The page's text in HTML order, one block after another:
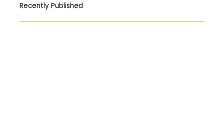
Recently Published